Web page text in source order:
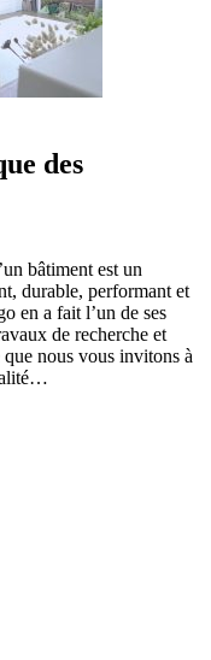
des
bâtiment est un
durable, performant et
en a fait l’un de ses
de recherche et
nous vous invitons à